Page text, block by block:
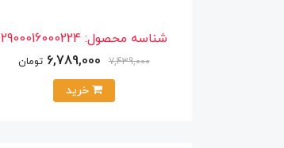
شناسه محصول: 2900016000224
7,439,000
6,789,000 تومان